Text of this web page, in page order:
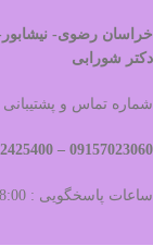
خراسان رضوی-
دکتر شورابی
شماره تماس و پشتیبانی
09157023060 –
ساعات پاسخگویی : 8:00 – 21:00